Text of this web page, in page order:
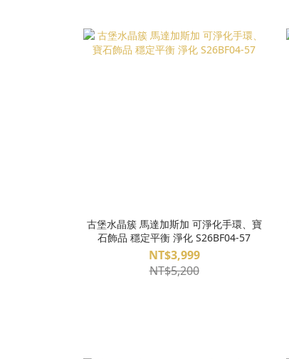
古堡水晶簇 馬達加斯加 可淨化手環、寶
石飾品 穩定平衡 淨化 S26BF04-57
NT$3,999
NT$5,200